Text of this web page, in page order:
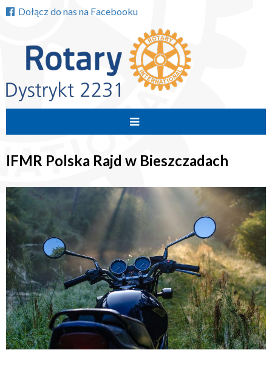
Dołącz do nas na Facebooku
treści
IFMR Polska Rajd w Bieszczadach